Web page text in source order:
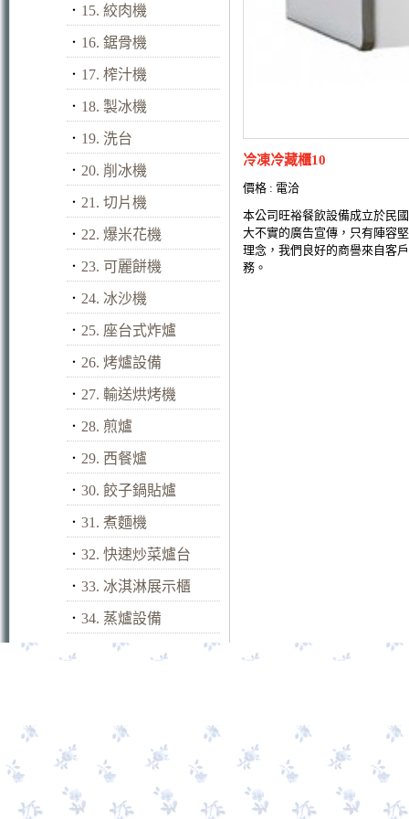
． 15. 絞肉機
． 16. 鋸骨機
． 17. 榨汁機
． 18. 製冰機
． 19. 洗台
． 20. 削冰機
． 21. 切片機
． 22. 爆米花機
． 23. 可麗餅機
． 24. 冰沙機
． 25. 座台式炸爐
． 26. 烤爐設備
． 27. 輸送烘烤機
． 28. 煎爐
． 29. 西餐爐
． 30. 餃子鍋貼爐
． 31. 煮麵機
． 32. 快速炒菜爐台
． 33. 冰淇淋展示櫃
． 34. 蒸爐設備
冷凍冷藏櫃10
價格 : 電洽
本公司旺裕餐飲設備成立於民
大不實的廣告宣傳，只有陣容
理念，我們良好的商譽來自客
務。